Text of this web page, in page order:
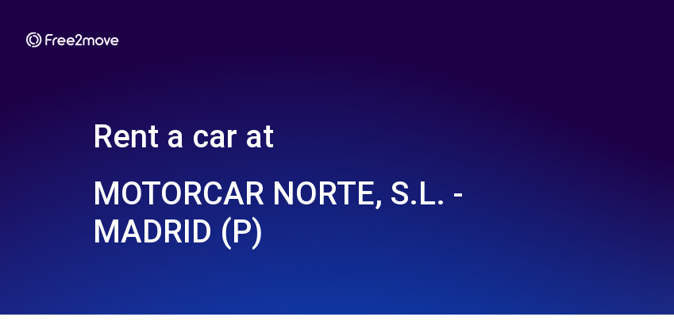
Rent a car at
MOTORCAR NORTE, S.L. -
MADRID (P)